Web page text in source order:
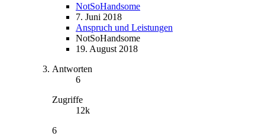
NotSoHandsome
7. Juni 2018
Anspruch und Leistungen
NotSoHandsome
19. August 2018
Antworten
6
Zugriffe
12k
6